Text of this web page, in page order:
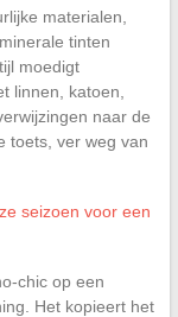
materialen,
tinten
moedigt
linnen, katoen,
naar de
toets, ver weg van
seizoen voor een
chic op een
Het kopieert het